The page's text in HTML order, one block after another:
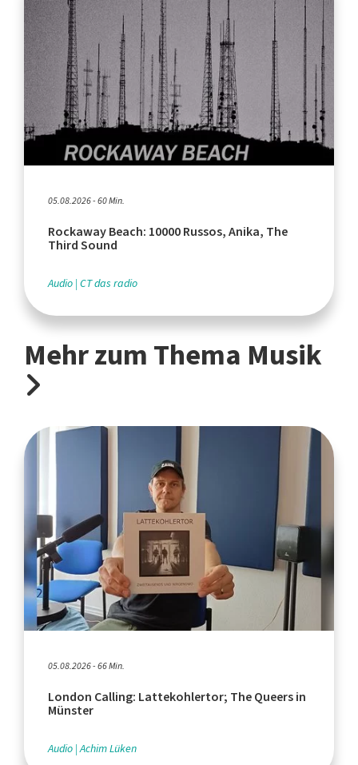
05.08.2026 - 60 Min.
Rockaway Beach: 10000 Russos, Anika, The
Third Sound
Audio CT das radio
Mehr zum Thema Musik
05.08.2026 - 66 Min.
London Calling: Lattekohlertor; The Queers in
Münster
Audio Achim Lüken